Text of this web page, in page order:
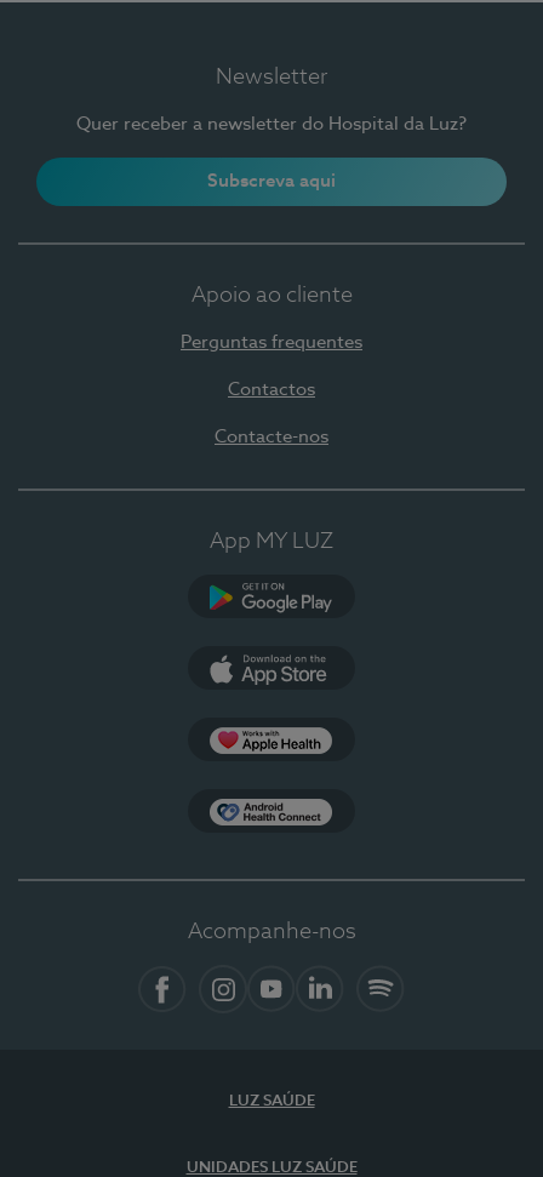
Newsletter
Quer receber a newsletter do Hospital da Luz?
Subscreva aqui
Apoio ao cliente
Perguntas frequentes
Contactos
Contacte-nos
App MY LUZ
Acompanhe-nos
LUZ SAÚDE
UNIDADES LUZ SAÚDE